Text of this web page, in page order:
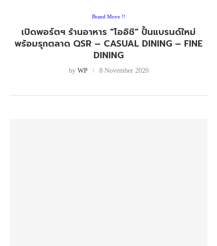
Brand Move !!
เปิดพอร์ตฯ ร้านอาหาร “โออิชิ” ปั้นแบรนด์ใหม่
พร้อมรุกตลาด QSR – CASUAL DINING – FINE
DINING
by WP 8 November 2020